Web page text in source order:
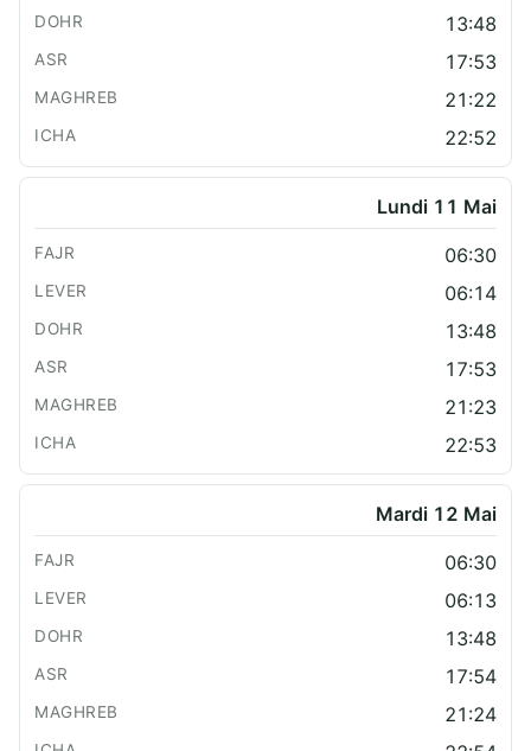
13:48
17:53
21:22
22:52
Lundi 11 Mai
06:30
06:14
13:48
17:53
21:23
22:53
Mardi 12 Mai
06:30
06:13
13:48
17:54
21:24